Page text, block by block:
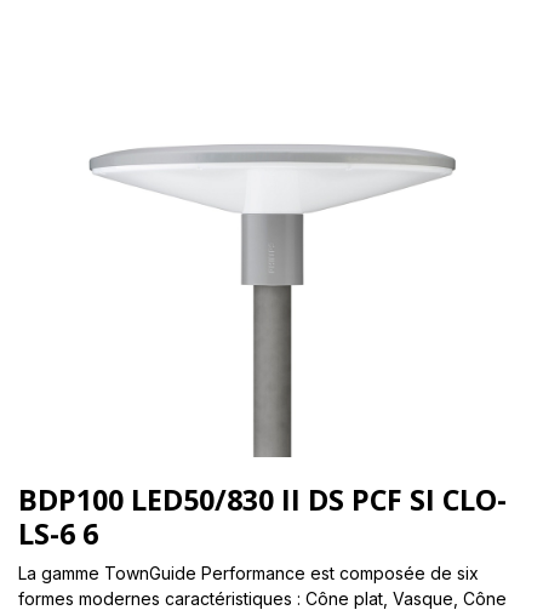
BDP100 LED50/830 II DS PCF SI CLO-
LS-6 6
La gamme TownGuide Performance est composée de six
formes modernes caractéristiques : Cône plat, Vasque, Cône